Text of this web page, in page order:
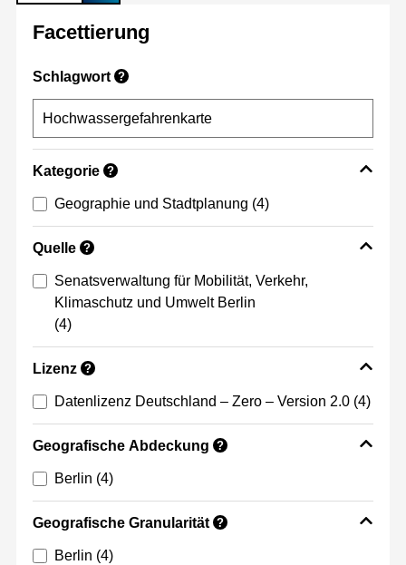
Facettierung
Schlagwort ?
Kategorie ?
Geographie und Stadtplanung (4)
Quelle ?
Senatsverwaltung für Mobilität, Verkehr,
Klimaschutz und Umwelt Berlin
(4)
Lizenz ?
Datenlizenz Deutschland – Zero – Version 2.0 (4)
Geografische Abdeckung ?
Berlin (4)
Geografische Granularität ?
Berlin (4)